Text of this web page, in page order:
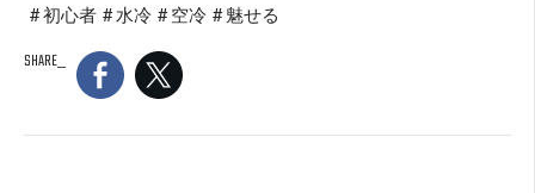
初心者
水冷 空冷
魅せる
SHARE